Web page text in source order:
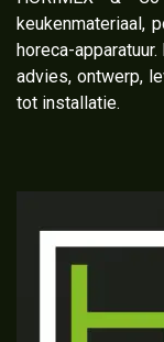
keukenmateriaal,
horeca-
advies, ontwerp,
tot installatie.